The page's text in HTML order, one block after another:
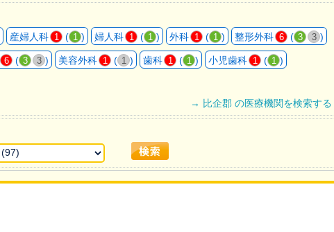
産婦人科 1 ( 1 ) 婦人科 1 ( 1 ) 外科 1 ( 1 ) 整形外科 6 ( 3 3 )
6 ( 3 3 ) 美容外科 1 ( 1 ) 歯科 1 ( 1 ) 小児歯科 1 ( 1 )
→ 比企郡 の医療機関を検索する